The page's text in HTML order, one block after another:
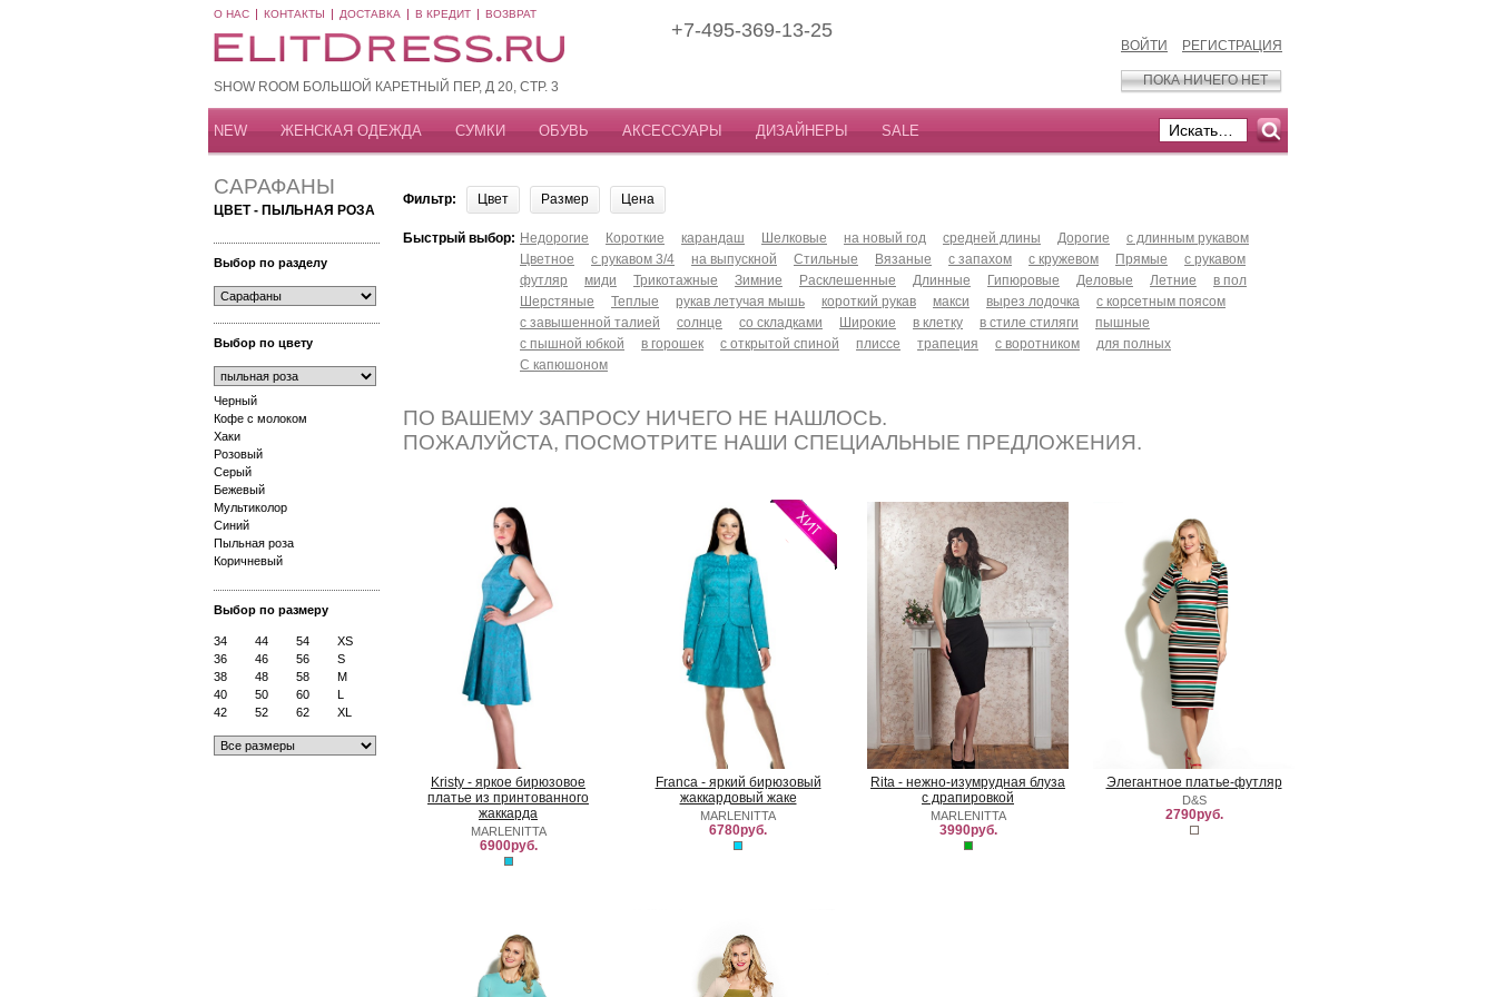
О НАС КОНТАКТЫ ДОСТАВКА В КРЕДИТ ВОЗВРАТ
SHOW ROOM БОЛЬШОЙ КАРЕТНЫЙ ПЕР, Д 20, СТР. 3
+7-495-369-13-25
ВОЙТИ РЕГИСТРАЦИЯ
ПОКА НИЧЕГО НЕТ
NEW ЖЕНСКАЯ ОДЕЖДА СУМКИ ОБУВЬ АКСЕССУАРЫ ДИЗАЙНЕРЫ SALE
САРАФАНЫ
ЦВЕТ - ПЫЛЬНАЯ РОЗА
Выбор по разделу
Выбор по цвету
Черный
Кофе с молоком
Хаки
Розовый
Серый
Бежевый
Мультиколор
Синий
Пыльная роза
Коричневый
Выбор по размеру
34 44 54
XS
36
46 56
S
38
48 58
M
40
50 60
L
42
52 62 XL
Фильтр: Цвет Размер Цена
Быстрый выбор: Недорогие Короткие карандаш Шелковые на новый год средней длины Дорогие
с длинным рукавом
Цветное
с рукавом 3/4 на выпускной Стильные Вязаные с запахом с кружевом Прямые
с рукавом
футляр
миди Трикотажные Зимние Расклешенные Длинные Гипюровые Деловые Летние
в пол
Шерстяные
Теплые рукав летучая мышь короткий рукав макси вырез лодочка
с корсетным поясом
с завышенной талией
солнце со складками Широкие в клетку в стиле стиляги
пышные
с пышной юбкой
в горошек с открытой спиной плиссе трапеция с воротником
для полных
С капюшоном
ПО ВАШЕМУ ЗАПРОСУ НИЧЕГО НЕ НАШЛОСЬ.
ПОЖАЛУЙСТА, ПОСМОТРИТЕ НАШИ СПЕЦИАЛЬНЫЕ ПРЕДЛОЖЕНИЯ.
Kristy - яркое бирюзовое
платье из принтованного
жаккарда
MARLENITTA
6900руб.
Franca - яркий бирюзовый
жаккардовый жаке
MARLENITTA
6780руб.
Rita - нежно-изумрудная блуза
с драпировкой
MARLENITTA
3990руб.
Элегантное платье-футляр
D&S
2790руб.